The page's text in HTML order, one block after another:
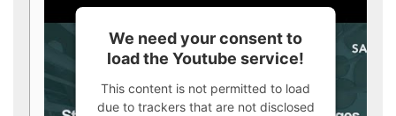
We need your consent to
load the Youtube service!
This content is not permitted to load
due to trackers that are not disclosed